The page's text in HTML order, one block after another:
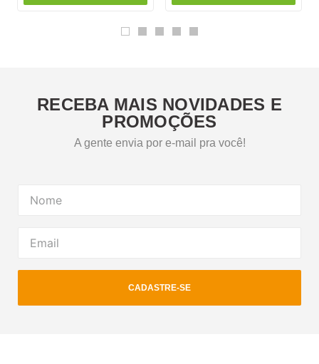
RECEBA MAIS NOVIDADES E
PROMOÇÕES
A gente envia por e-mail pra você!
CADASTRE-SE